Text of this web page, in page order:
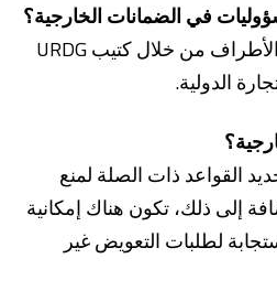
في الضمانات الخارجية؟
تحدد حقوق ومسؤوليات الأطراف من خلال كتيب URDG
القواعد ذات الصلة لمنع
إلى ذلك، تكون هناك إمكانية
لطلبات التعويض غير